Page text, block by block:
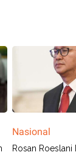
Nasional
Rosan Roeslani